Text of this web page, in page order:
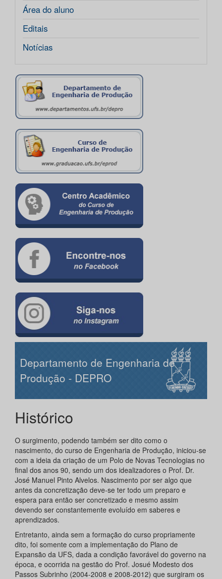
Área do aluno
Editais
Notícias
Departamento de Engenharia de
Produção - DEPRO
Histórico
O surgimento, podendo também ser dito como o
nascimento, do curso de Engenharia de Produção, iniciou-se
com a ideia da criação de um Polo de Novas Tecnologias no
final dos anos 90, sendo um dos idealizadores o Prof. Dr.
José Manuel Pinto Alvelos. Nascimento por ser algo que
antes da concretização deve-se ter todo um preparo e
espera para então ser concretizado e mesmo assim
devendo ser constantemente evoluído em saberes e
aprendizados.
Entretanto, ainda sem a formação do curso propriamente
dito, foi somente com a implementação do Plano de
Expansão da UFS, dada a condição favorável do governo na
época, e ocorrida na gestão do Prof. Josué Modesto dos
Passos Subrinho (2004-2008 e 2008-2012) que surgiram os